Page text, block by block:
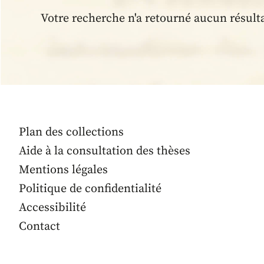
Votre recherche n'a retourné aucun
Plan des collections
Aide à la consultation des thèses
Mentions légales
Politique de confidentialité
Accessibilité
Contact